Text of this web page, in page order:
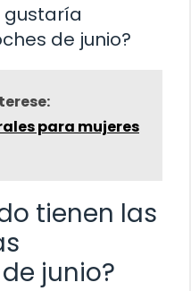
gustaría
de junio?
para mujeres
tienen las
junio?